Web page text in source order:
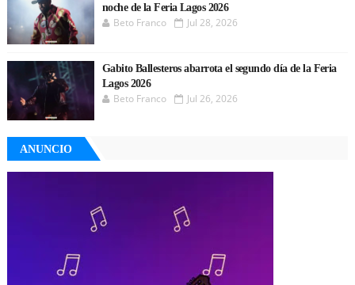
noche de la Feria Lagos 2026
Beto Franco Jul 28, 2026
Gabito Ballesteros abarrota el segundo día de la Feria
Lagos 2026
Beto Franco Jul 26, 2026
ANUNCIO